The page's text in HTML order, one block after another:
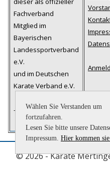
Wählen Sie Verstanden um
fortzufahren.
Lesen Sie bitte unsere
Impressum. Hier kommen
Fachverband
Mitglied im
Bayerischen
Landessportverband
e.V.
und im Deutschen
Karate Verband e.V.
- Sitemap
©2026 - Karate